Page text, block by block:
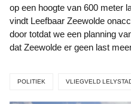
op een hoogte van 600 meter
vindt Leefbaar Zeewolde
door totdat we een planning
dat Zeewolde er geen last
POLITIEK VLIEGVELD